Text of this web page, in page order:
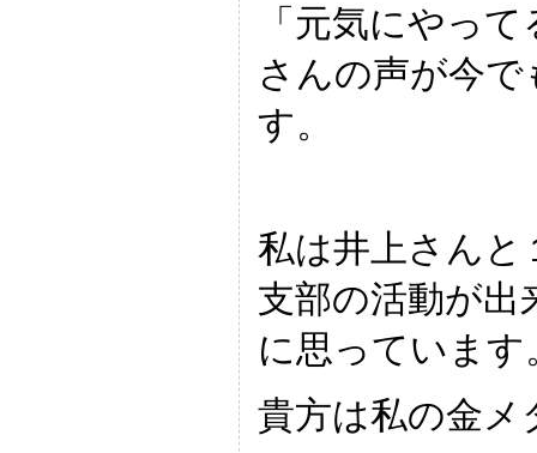
「元気にやっ
さんの声が今
す。
私は井上さんと
支部の活動が出
に思っています
貴方は私の金メ